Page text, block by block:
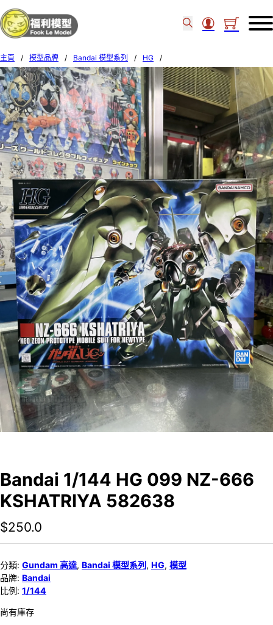
主頁 / 模型品牌 / Bandai 模型系列 / HG
/
Bandai 1/144 HG 099 NZ-666 KSHATRIYA 582638
Bandai 1/144 HG 099 NZ-666
KSHATRIYA 582638
$250.0
分類: Gundam 高達, Bandai 模型系列 , HG, 模型
品牌: Bandai
比例: 1/144
尚有庫存